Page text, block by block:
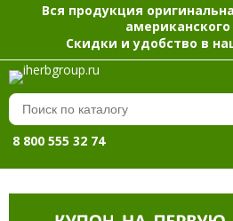
Вся продукция
американского
Скидки и удобство в
8 800 555 32 74